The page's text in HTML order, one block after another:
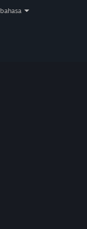
bahasa